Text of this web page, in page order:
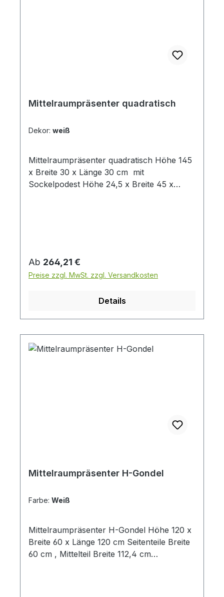
Mittelraumpräsenter quadratisch
Dekor: weiß
Mittelraumpräsenter quadratisch Höhe 145
x Breite 30 x Länge 30 cm mit
Sockelpodest Höhe 24,5 x Breite 45 x
Regulärer Preis:
Ab 264,21 €
Preise zzgl. MwSt. zzgl. Versandkosten
Details
Mittelraumpräsenter H-Gondel
Farbe: Weiß
Mittelraumpräsenter H-Gondel Höhe 120 x
Breite 60 x Länge 120 cm Seitenteile Breite
60 cm , Mittelteil Breite 112,4 cm